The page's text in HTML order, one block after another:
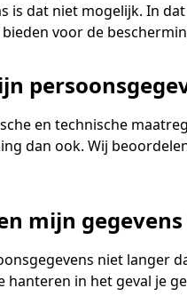
is dat niet mogelijk. In
voor de
en technische
dan ook. Wij
mijn
niet langer
hanteren in het geval je